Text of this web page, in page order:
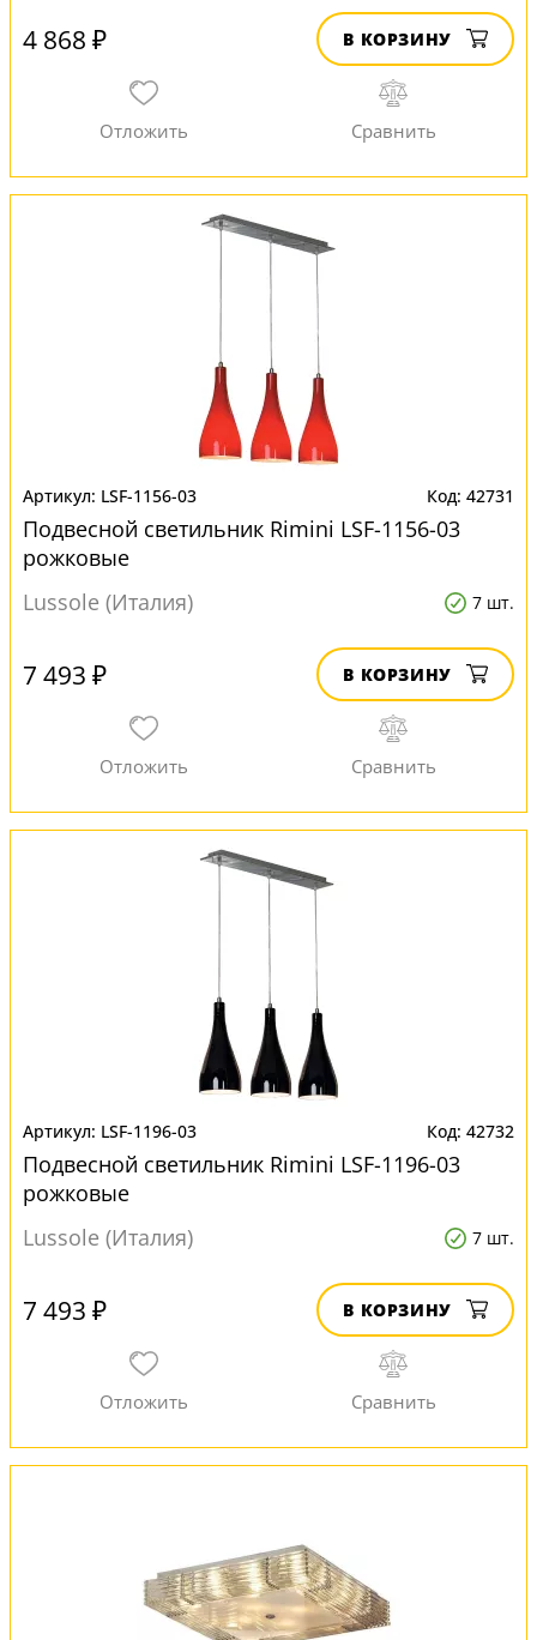
4 868 ₽ В КОРЗИНУ
LSF-1156-03 42731
Подвесной светильник Rimini LSF-1156-03
рожковые
Lussole (Италия)
7 шт.
7 493 ₽ В КОРЗИНУ
LSF-1196-03 42732
Подвесной светильник Rimini LSF-1196-03
рожковые
Lussole (Италия)
7 шт.
7 493 ₽ В КОРЗИНУ